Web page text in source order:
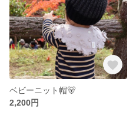
ベビーニット帽🐻
2,200円